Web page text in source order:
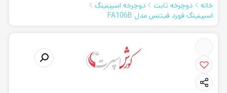
خانه دوچرخه ثابت
دوچرخه اسپینینگ
اسپینینگ فورد فیتنس مدل FA106B